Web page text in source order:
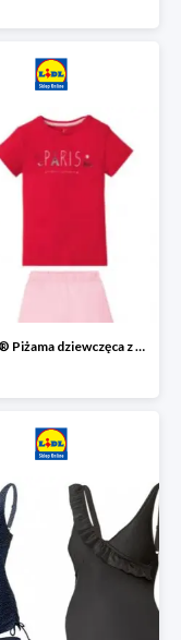
LUPILU® Piżama dziewczęca z bawełny -41%